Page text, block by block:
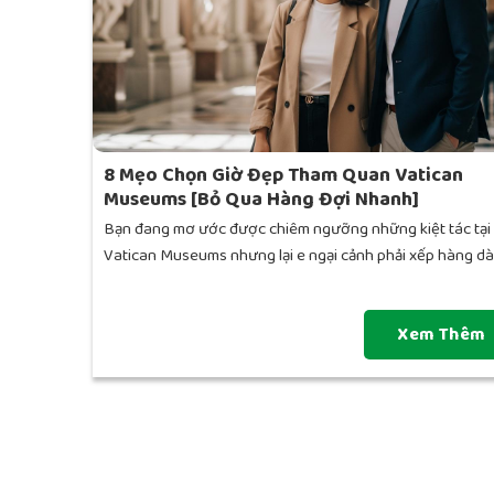
8 Mẹo Chọn Giờ Đẹp Tham Quan Vatican
Museums [Bỏ Qua Hàng Đợi Nhanh]
Bạn đang mơ ước được chiêm ngưỡng những kiệt tác tại
Vatican Museums nhưng lại e ngại cảnh phải xếp hàng
Xem Thêm